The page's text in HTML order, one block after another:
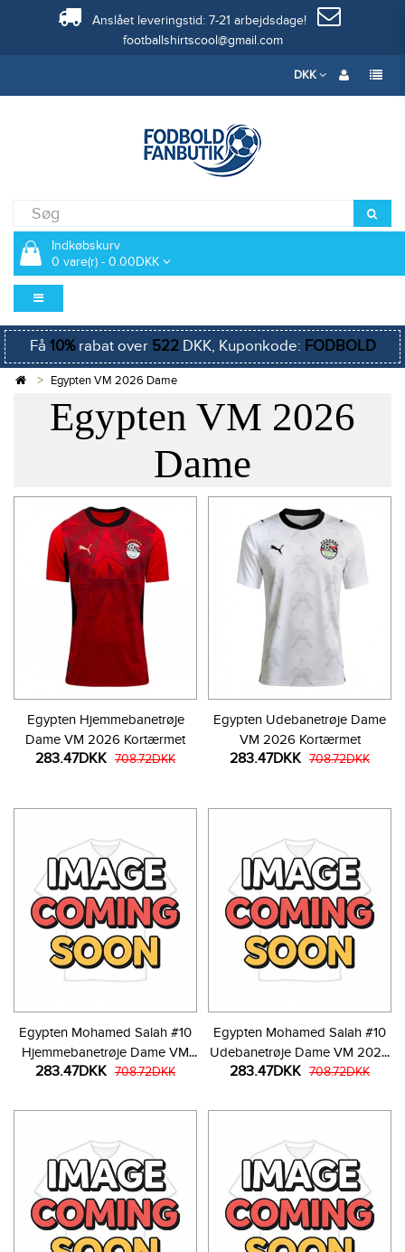
Anslået leveringstid: 7-21 arbejdsdage!
footballshirtscool@gmail.com
DKK
Indkøbskurv
0 vare(r) - 0.00DKK
Få 10%rabat over 522DKK, Kuponkode: FODBOLD
Egypten VM 2026 Dame
Egypten VM 2026
Dame
Egypten Hjemmebanetrøje
Dame VM 2026 Kortærmet
283.47DKK 708.72DKK
Egypten Udebanetrøje Dame
VM 2026 Kortærmet
283.47DKK 708.72DKK
Egypten Mohamed Salah #10
Hjemmebanetrøje Dame VM
2026 Kortærmet
283.47DKK 708.72DKK
Egypten Mohamed Salah #10
Udebanetrøje Dame VM 2026
Kortærmet
283.47DKK 708.72DKK